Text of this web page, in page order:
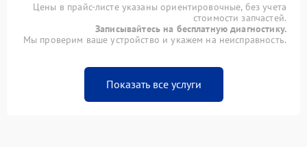
Цены в прайс-листе указаны ориентировочные, без учета
стоимости запчастей.
Записывайтесь на бесплатную диагностику.
Мы проверим ваше устройство и укажем на неисправность.
Показать все услуги